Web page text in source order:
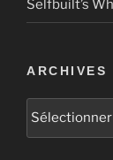
Selfbuilt’s
ARCHIVES
Archives